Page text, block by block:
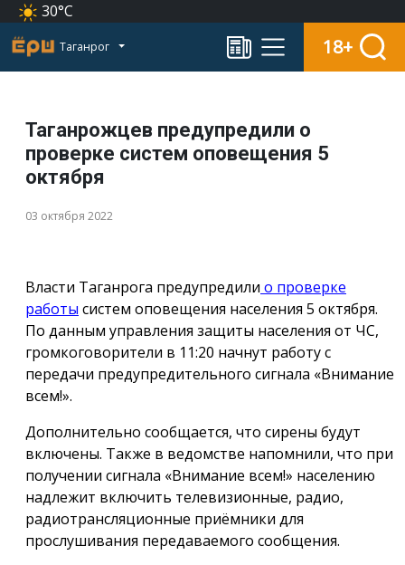
30°C
Таганрог 18+
Таганрожцев предупредили о
проверке систем оповещения 5
октября
03 октября 2022
Власти Таганрога предупредили о проверке
работы систем оповещения населения 5 октября.
По данным управления защиты населения от ЧС,
громкоговорители в 11:20 начнут работу с
передачи предупредительного сигнала «Внимание
всем!».
Дополнительно сообщается, что сирены будут
включены. Также в ведомстве напомнили, что при
получении сигнала «Внимание всем!» населению
надлежит включить телевизионные, радио,
радиотрансляционные приёмники для
прослушивания передаваемого сообщения.